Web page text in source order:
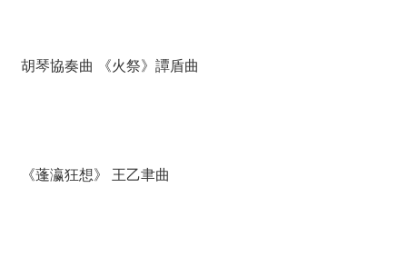
胡琴協奏曲 《火祭》譚盾曲
《蓬瀛狂想》 王乙聿曲